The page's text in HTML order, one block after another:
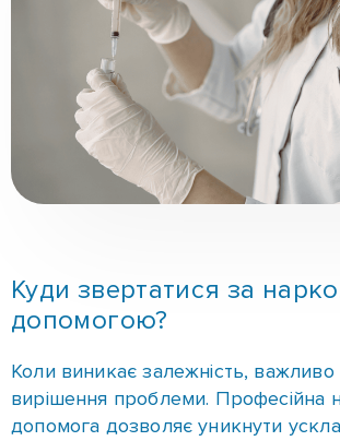
Куди звертатися за
допомогою?
зберегти здоров’я.
Якщо вашому родичу потрібна
наркотичній залежності в
районі, важливо звертатися до
закладу з ліцензованими лікарями і